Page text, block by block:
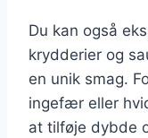
Du kan også
krydderier og
en unik smag.
ingefær eller
at tilføje dybde